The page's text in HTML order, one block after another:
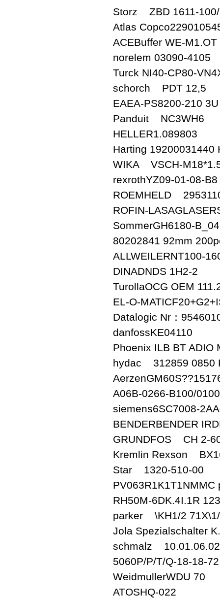
Storz ZBD 1611-100/
Atlas
ACEBuffer WE-M1.OT
norelem 03090-4105
Turck NI40-CP80-
schorch PDT 12,5
EAEA-PS8200-210 3U
Panduit NC3WH6
HELLER1.089803
Harting
WIKA VSCH-
rexrothYZ09-01-08-B8
ROEMHELD
ROFIN-
SommerGH6180-B_04
80202841 92mm
ALLWEILERNT100-
DINADNDS 1H2-2
TurollaOCG OEM
EL-O-
Datalogic Nr：
danfossKE04110
Phoenix ILB BT ADIO
hydac 312859 0850
A06B-0266-B100/
siemens6SC7008-
BENDERBENDER
GRUNDFOS CH 2-
Kremlin Rexson
Star 1320-510-00
PV063R1K1T1NMMC
RH50M-6DK.4I.1R
parker \KH1/2 71X\1/
Jola Spezialschalter
schmalz
5060P/P/T/Q-18-18-
WeidmullerWDU 70
ATOSHQ-022